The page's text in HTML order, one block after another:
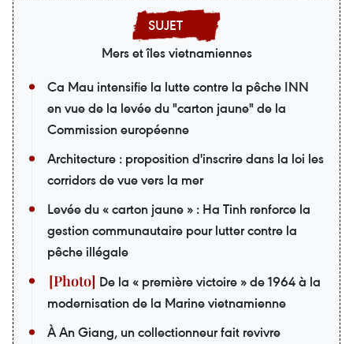
Mers et îles vietnamiennes
Ca Mau intensifie la lutte contre la pêche INN
en vue de la levée du "carton jaune" de la
Commission européenne
Architecture : proposition d'inscrire dans la loi les
corridors de vue vers la mer
Levée du « carton jaune » : Ha Tinh renforce la
gestion communautaire pour lutter contre la
pêche illégale
De la « première victoire » de 1964 à la
modernisation de la Marine vietnamienne
À An Giang, un collectionneur fait revivre